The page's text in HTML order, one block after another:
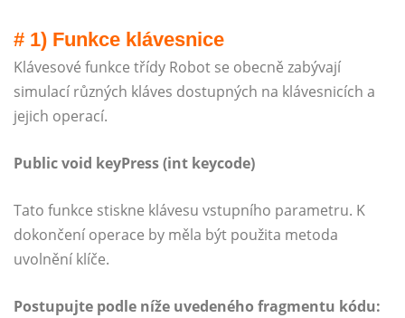
# 1) Funkce klávesnice
Klávesové funkce třídy Robot se obecně zabývají
simulací různých kláves dostupných na klávesnicích a
jejich operací.
Public void keyPress (int keycode)
Tato funkce stiskne klávesu vstupního parametru. K
dokončení operace by měla být použita metoda
uvolnění klíče.
Postupujte podle níže uvedeného fragmentu kódu: